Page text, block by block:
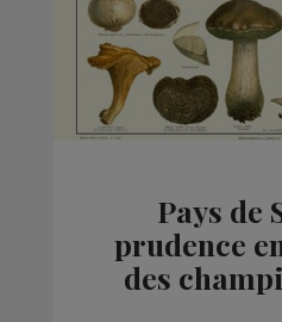
Pays de
prudence
des